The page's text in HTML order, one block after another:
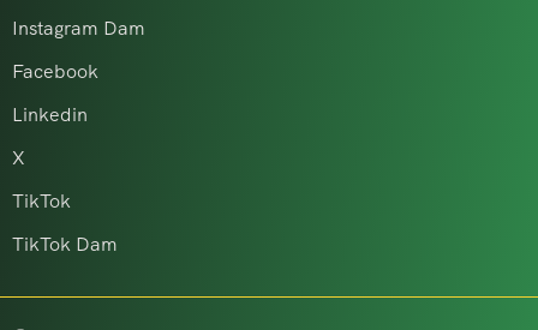
Instagram Dam
Facebook
Linkedin
X
TikTok
TikTok Dam